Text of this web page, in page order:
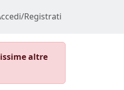
Registrati
altre